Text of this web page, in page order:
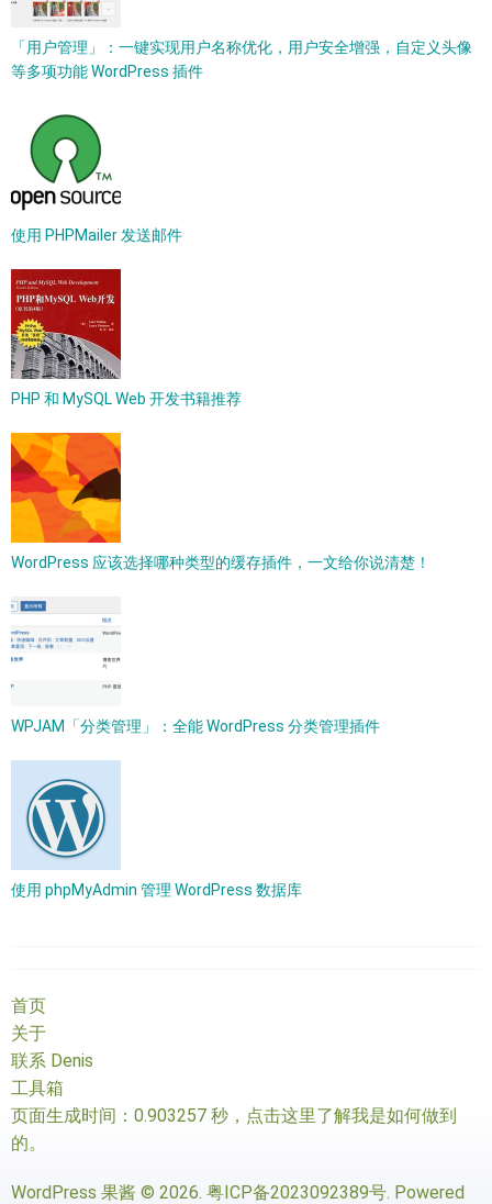
「用户管理」：一键实现用户名称优化，用户安全增强，自定义头像
等多项功能 WordPress 插件
使用 PHPMailer 发送邮件
PHP 和 MySQL Web 开发书籍推荐
WordPress 应该选择哪种类型的缓存插件，一文给你说清楚！
WPJAM「分类管理」：全能 WordPress 分类管理插件
使用 phpMyAdmin 管理 WordPress 数据库
首页
关于
联系 Denis
工具箱
页面生成时间：0.903257 秒， 点击这里了解我是如何做到
的。
WordPress 果酱 © 2026. 粤ICP备2023092389号. Powered